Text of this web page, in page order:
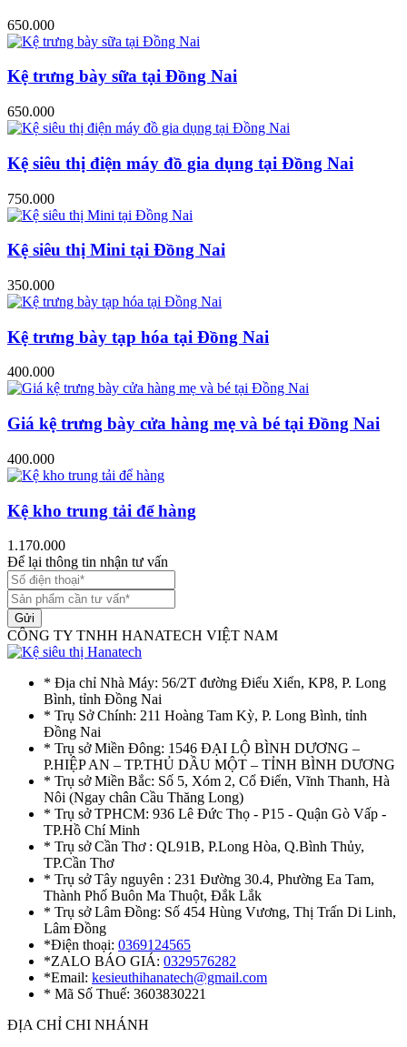
650.000
Kệ trưng bày sữa tại Đồng Nai
650.000
Kệ siêu thị điện máy đồ gia dụng tại Đồng Nai
750.000
Kệ siêu thị Mini tại Đồng Nai
350.000
Kệ trưng bày tạp hóa tại Đồng Nai
400.000
Giá kệ trưng bày cửa hàng mẹ và bé tại Đồng Nai
400.000
Kệ kho trung tải để hàng
1.170.000
Để lại thông tin nhận tư vấn
Gửi
CÔNG TY TNHH HANATECH VIỆT NAM
* Địa chỉ Nhà Máy: 56/2T đường Điểu Xiển, KP8, P. Long
Bình, tỉnh Đồng Nai
* Trụ Sở Chính: 211 Hoàng Tam Kỳ, P. Long Bình, tỉnh
Đồng Nai
* Trụ sở Miền Đông: 1546 ĐẠI LỘ BÌNH DƯƠNG –
P.HIỆP AN – TP.THỦ DẦU MỘT – TỈNH BÌNH DƯƠNG
* Trụ sở Miền Bắc: Số 5, Xóm 2, Cổ Điển, Vĩnh Thanh, Hà
Nôi (Ngay chân Cầu Thăng Long)
* Trụ sở TPHCM: 936 Lê Đức Thọ - P15 - Quận Gò Vấp -
TP.Hồ Chí Minh
* Trụ sở Cần Thơ : QL91B, P.Long Hòa, Q.Bình Thủy,
TP.Cần Thơ
* Trụ sở Tây nguyên : 231 Đường 30.4, Phường Ea Tam,
Thành Phố Buôn Ma Thuột, Đắk Lắk
* Trụ sở Lâm Đồng: Số 454 Hùng Vương, Thị Trấn Di Linh,
Lâm Đồng
*Điện thoại: 0369124565
*ZALO BÁO GIÁ: 0329576282
*Email: kesieuthihanatech@gmail.com
* Mã Số Thuế: 3603830221
ĐỊA CHỈ CHI NHÁNH